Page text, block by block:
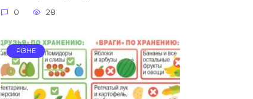
0 28
РІЗНЕ